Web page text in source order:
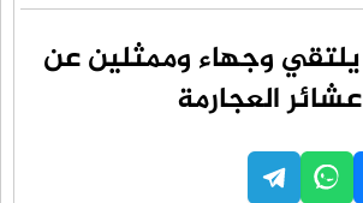
وجهاء وممثلين عن
عشائر العجارمة